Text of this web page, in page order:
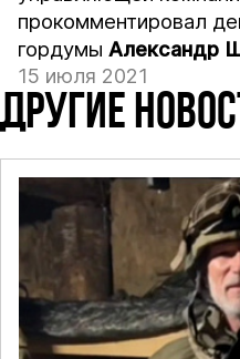
прокомментировал
гордумы Александр
15 июля 2021
ДРУГИЕ